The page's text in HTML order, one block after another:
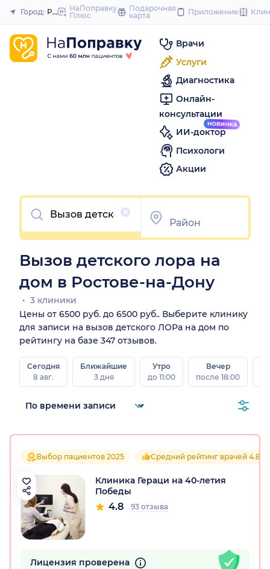
to
Закрыть
Город: Ростов-на-Дону
НаПоправку
Плюс
Подарочная
карта
Приложение
Врачи
Услуги
Диагностика
Онлайн-
консультации
ИИ-доктор
Психологи
Акции
Очистить
Вызов детского лора на
дом в Ростове-на-Дону
3 клиники
Цены от 6500 руб. до 6500 руб.. Выберите клинику
для записи на вызов детского ЛОРа на дом по
рейтингу на базе 347 отзывов.
Сегодня
8 авг.
Ближайшие
3 дня
Утро
до 11:00
Вечер
после 18:00
Выбор пациентов 2025 Средний рейтинг врачей 4.8
Клиника Гераци на 40-летия
Победы
4.8 93 отзыва
Лицензия проверена